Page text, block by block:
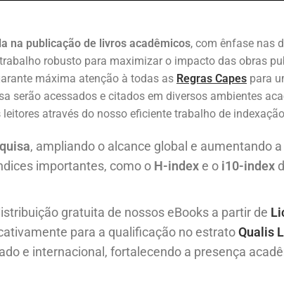
na publicação de livros acadêmicos, com ênfase nas
robusto para maximizar o impacto das obras
máxima atenção à todas as Regras Capes para
serão acessados e citados em diversos ambientes
através do nosso eficiente trabalho de
, ampliando o alcance global e aumentando a
importantes, como o H-index e o i10-index
gratuita de nossos eBooks a partir de
para a qualificação no estrato Qualis
e internacional, fortalecendo a presença